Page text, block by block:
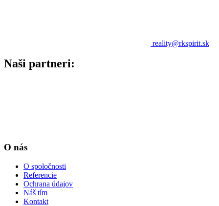
reality@rkspirit.sk
Naši partneri:
O nás
O spoločnosti
Referencie
Ochrana údajov
Náš tím
Kontakt